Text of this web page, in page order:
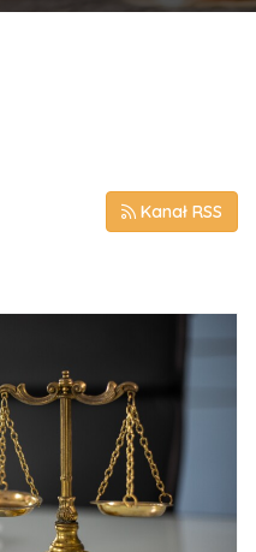
Kanał RSS